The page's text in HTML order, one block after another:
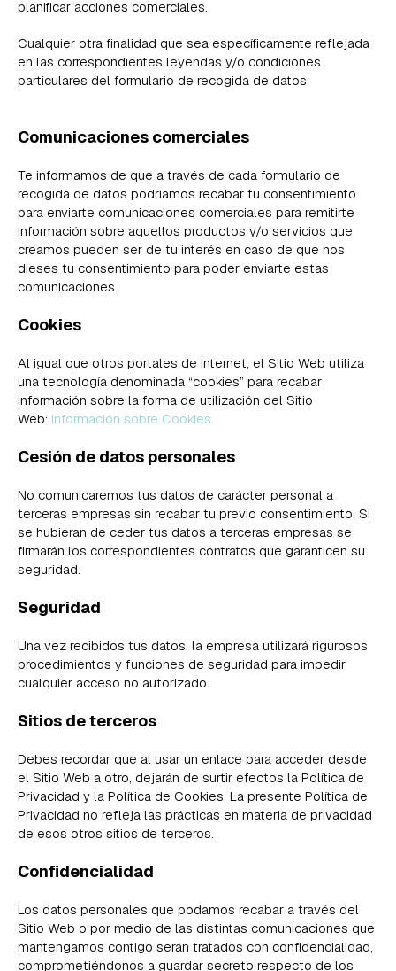
planificar acciones comerciales.
Cualquier otra finalidad que sea específicamente reflejada
en las correspondientes leyendas y/o condiciones
particulares del formulario de recogida de datos.
Comunicaciones comerciales
Te informamos de que a través de cada formulario de
recogida de datos podríamos recabar tu consentimiento
para enviarte comunicaciones comerciales para remitirte
información sobre aquellos productos y/o servicios que
creamos pueden ser de tu interés en caso de que nos
dieses tu consentimiento para poder enviarte estas
comunicaciones.
Cookies
Al igual que otros portales de Internet, el Sitio Web utiliza
una tecnología denominada “cookies” para recabar
información sobre la forma de utilización del Sitio
Web: Información sobre Cookies
Cesión de datos personales
No comunicaremos tus datos de carácter personal a
terceras empresas sin recabar tu previo consentimiento. Si
se hubieran de ceder tus datos a terceras empresas se
firmarán los correspondientes contratos que garanticen su
seguridad.
Seguridad
Una vez recibidos tus datos, la empresa utilizará rigurosos
procedimientos y funciones de seguridad para impedir
cualquier acceso no autorizado.
Sitios de terceros
Debes recordar que al usar un enlace para acceder desde
el Sitio Web a otro, dejarán de surtir efectos la Política de
Privacidad y la Política de Cookies. La presente Política de
Privacidad no refleja las prácticas en materia de privacidad
de esos otros sitios de terceros.
Confidencialidad
Los datos personales que podamos recabar a través del
Sitio Web o por medio de las distintas comunicaciones que
mantengamos contigo serán tratados con confidencialidad,
comprometiéndonos a guardar secreto respecto de los